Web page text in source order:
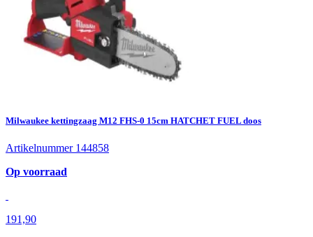
Milwaukee kettingzaag M12 FHS-0 15cm HATCHET FUEL doos
Artikelnummer 144858
Op voorraad
191,90